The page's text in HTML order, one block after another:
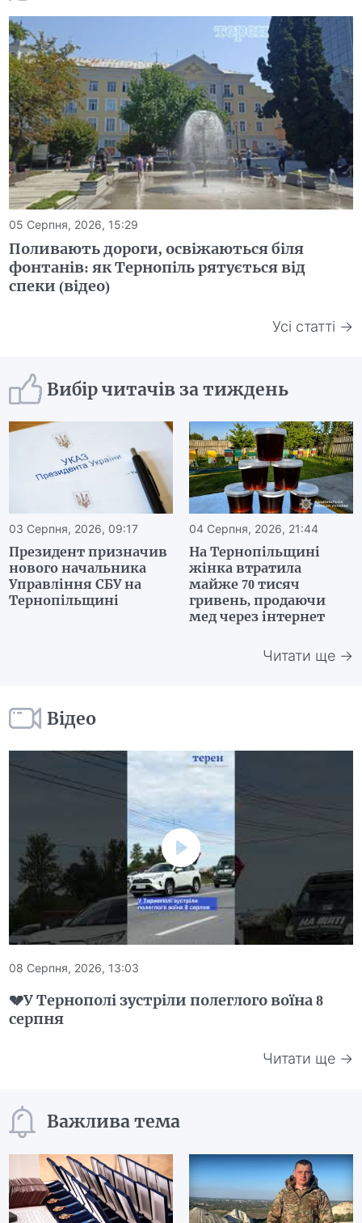
05 Серпня, 2026, 15:29
Поливають дороги, освіжаються біля
фонтанів: як Тернопіль рятується від
спеки (відео)
Усі статті →
Вибір читачів за тиждень
03 Серпня, 2026, 09:17
Президент призначив
нового начальника
Управління СБУ на
Тернопільщині
04 Серпня, 2026, 21:44
На Тернопільщині
жінка втратила
майже 70 тисяч
гривень, продаючи
мед через інтернет
Читати ще →
Відео
08 Серпня, 2026, 13:03
💔У Тернополі зустріли полеглого воїна 8
серпня
Читати ще →
Важлива тема